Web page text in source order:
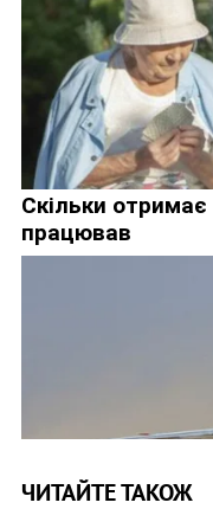
ЧИТАЙТЕ ТАКОЖ